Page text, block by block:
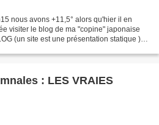
nous avons +11,5° alors qu'hier il en
visiter le blog de ma "copine" japonaise
(un site est une présentation statique ) je
: LES VRAIES